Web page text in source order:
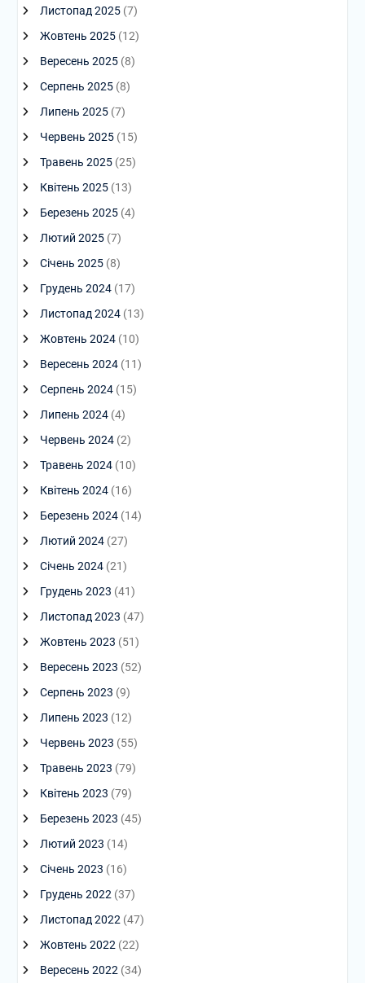
Листопад 2025(7)
Жовтень 2025(12)
Вересень 2025(8)
Серпень 2025(8)
Липень 2025(7)
Червень 2025(15)
Травень 2025(25)
Квітень 2025(13)
Березень 2025(4)
Лютий 2025(7)
Січень 2025(8)
Грудень 2024(17)
Листопад 2024(13)
Жовтень 2024(10)
Вересень 2024(11)
Серпень 2024(15)
Липень 2024(4)
Червень 2024(2)
Травень 2024(10)
Квітень 2024(16)
Березень 2024(14)
Лютий 2024(27)
Січень 2024(21)
Грудень 2023 (41)
Листопад 2023 (47)
Жовтень 2023 (51)
Вересень 2023 (52)
Серпень 2023 (9)
Липень 2023 (12)
Червень 2023 (55)
Травень 2023 (79)
Квітень 2023 (79)
Березень 2023 (45)
Лютий 2023 (14)
Січень 2023 (16)
Грудень 2022 (37)
Листопад 2022 (47)
Жовтень 2022 (22)
Вересень 2022 (34)